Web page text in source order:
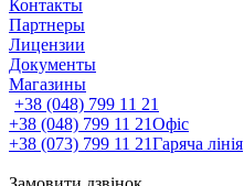
Контакты
Партнеры
Лицензии
Документы
Магазины
+38 (048) 799 11 21
+38 (048) 799 11 21Офіс
+38 (073) 799 11 21Гаряча лінія